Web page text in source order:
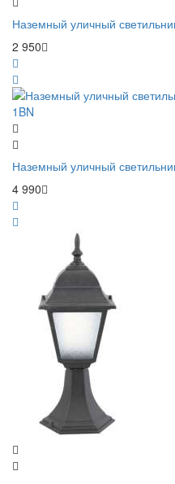
Наземный уличный
2 950
Наземный уличный
4 990